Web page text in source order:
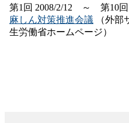
第1回 2008/2/12 ～ 第10回
麻しん対策推進会議 （外部
生労働省ホームページ）